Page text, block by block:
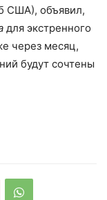
США), объявил,
для экстренного
через месяц,
будут сочтены